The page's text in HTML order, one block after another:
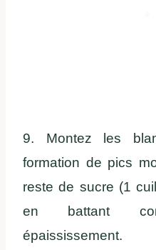
9. Montez les
formation de pics
reste de sucre (1
en battant
épaississement.